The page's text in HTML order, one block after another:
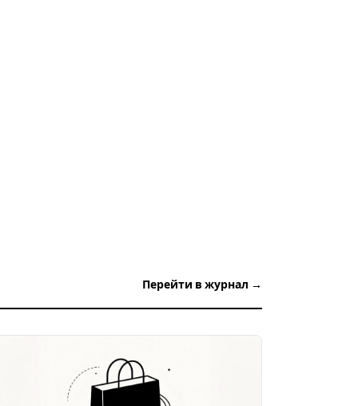
Перейти в журнал →